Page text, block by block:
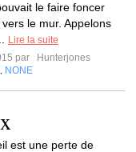
le faire foncer
le mur. Appelons
Lire la suite
par
Hunterjones
NONE
est une perte de